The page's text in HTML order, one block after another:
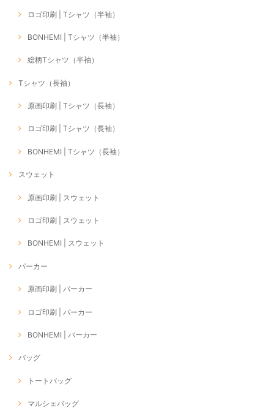
ロゴ印刷 | Tシャツ（半袖）
BONHEMI | Tシャツ（半袖）
総柄Tシャツ（半袖）
Tシャツ（長袖）
原画印刷 | Tシャツ（長袖）
ロゴ印刷 | Tシャツ（長袖）
BONHEMI | Tシャツ（長袖）
スウェット
原画印刷 | スウェット
ロゴ印刷 | スウェット
BONHEMI | スウェット
パーカー
原画印刷 | パーカー
ロゴ印刷 | パーカー
BONHEMI | パーカー
バッグ
トートバッグ
マルシェバッグ